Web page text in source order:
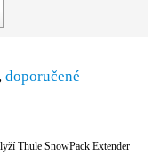
, doporučené
Thule SnowPack Extender